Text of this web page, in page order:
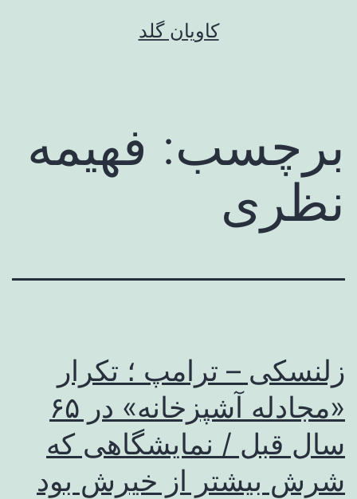
کاویان گلد
برچسب: فهیمه
نظری
زلنسکی – ترامپ ؛ تکرار
«مجادله آشپزخانه‌» در ۶۵
سال قبل / نمایشگاهی که
شرش بیشتر از خیرش بود